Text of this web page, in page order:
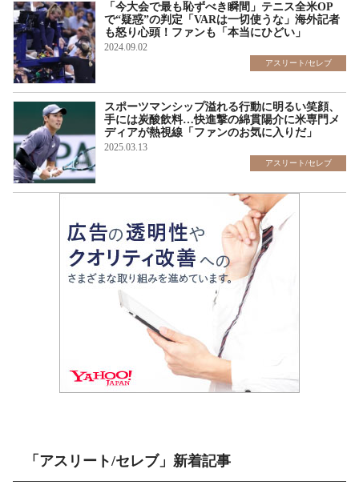
「今大会で最も恥ずべき瞬間」テニス全米OP
で“疑惑”の判定「VARは一切使うな」海外記者
も怒り心頭！ファンも「本当にひどい」
2024.09.02
アスリート/セレブ
スポーツマンシップ溢れる行動に明るい笑顔、
手には炭酸飲料…快進撃の綿貫陽介に米専門メ
ディアが熱視線「ファンのお気に入りだ」
2025.03.13
アスリート/セレブ
「アスリート/セレブ」新着記事